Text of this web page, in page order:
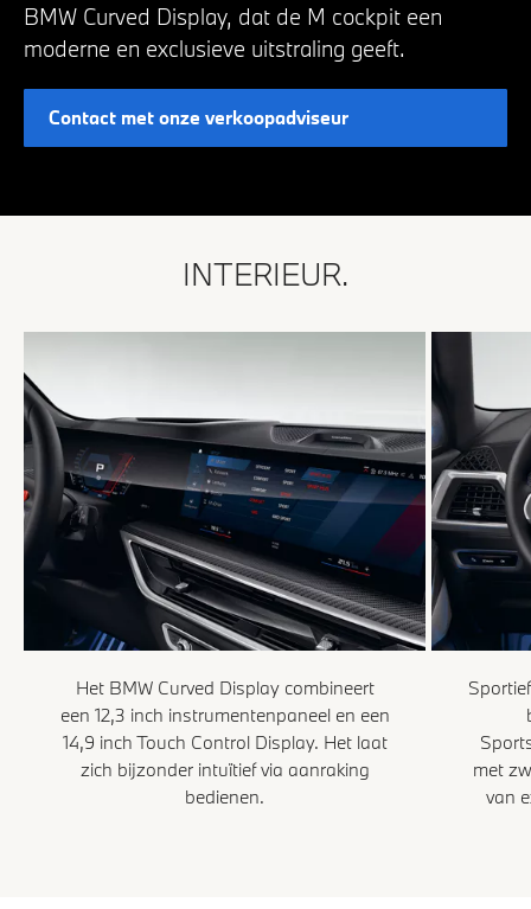
BMW Curved Display, dat de M cockpit een
moderne en exclusieve uitstraling geeft.
Contact met onze verkoopadviseur
INTERIEUR.
Het BMW Curved Display combineert
een 12,3 inch instrumentenpaneel en een
14,9 inch Touch Control Display. Het laat
zich bijzonder intuïtief via aanraking
bedienen.
met
van